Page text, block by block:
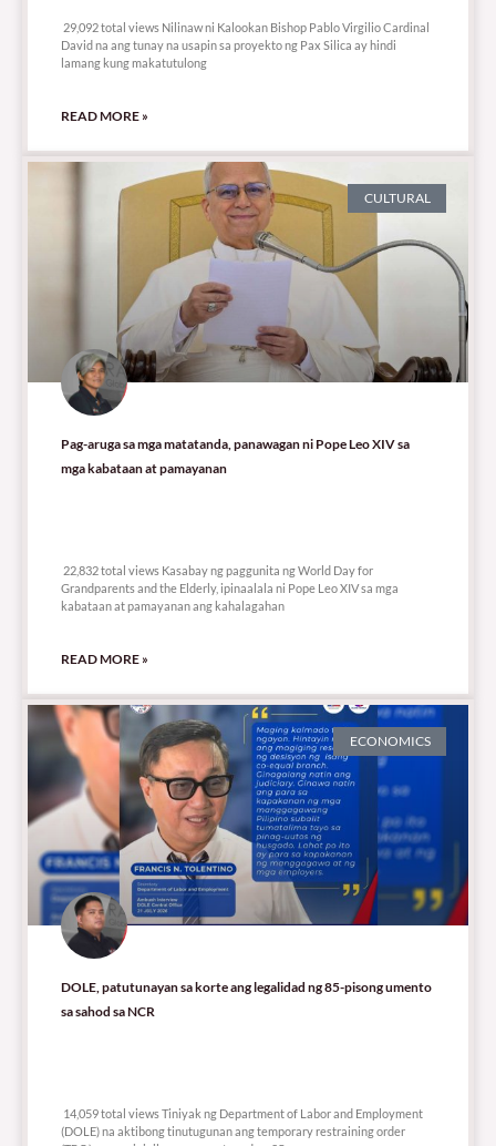
29,092 total views Nilinaw ni Kalookan Bishop Pablo Virgilio Cardinal
David na ang tunay na usapin sa proyekto ng Pax Silica ay hindi
lamang kung makatutulong
READ MORE »
CULTURAL
Pag-aruga sa mga matatanda, panawagan ni Pope Leo XIV sa
mga kabataan at pamayanan
22,832 total views Kasabay ng paggunita ng World Day for
Grandparents and the Elderly, ipinaalala ni Pope Leo XIV sa mga
kabataan at pamayanan ang kahalagahan
READ MORE »
ECONOMICS
DOLE, patutunayan sa korte ang legalidad ng 85-pisong umento
sa sahod sa NCR
14,059 total views Tiniyak ng Department of Labor and Employment
(DOLE) na aktibong tinutugunan ang temporary restraining order